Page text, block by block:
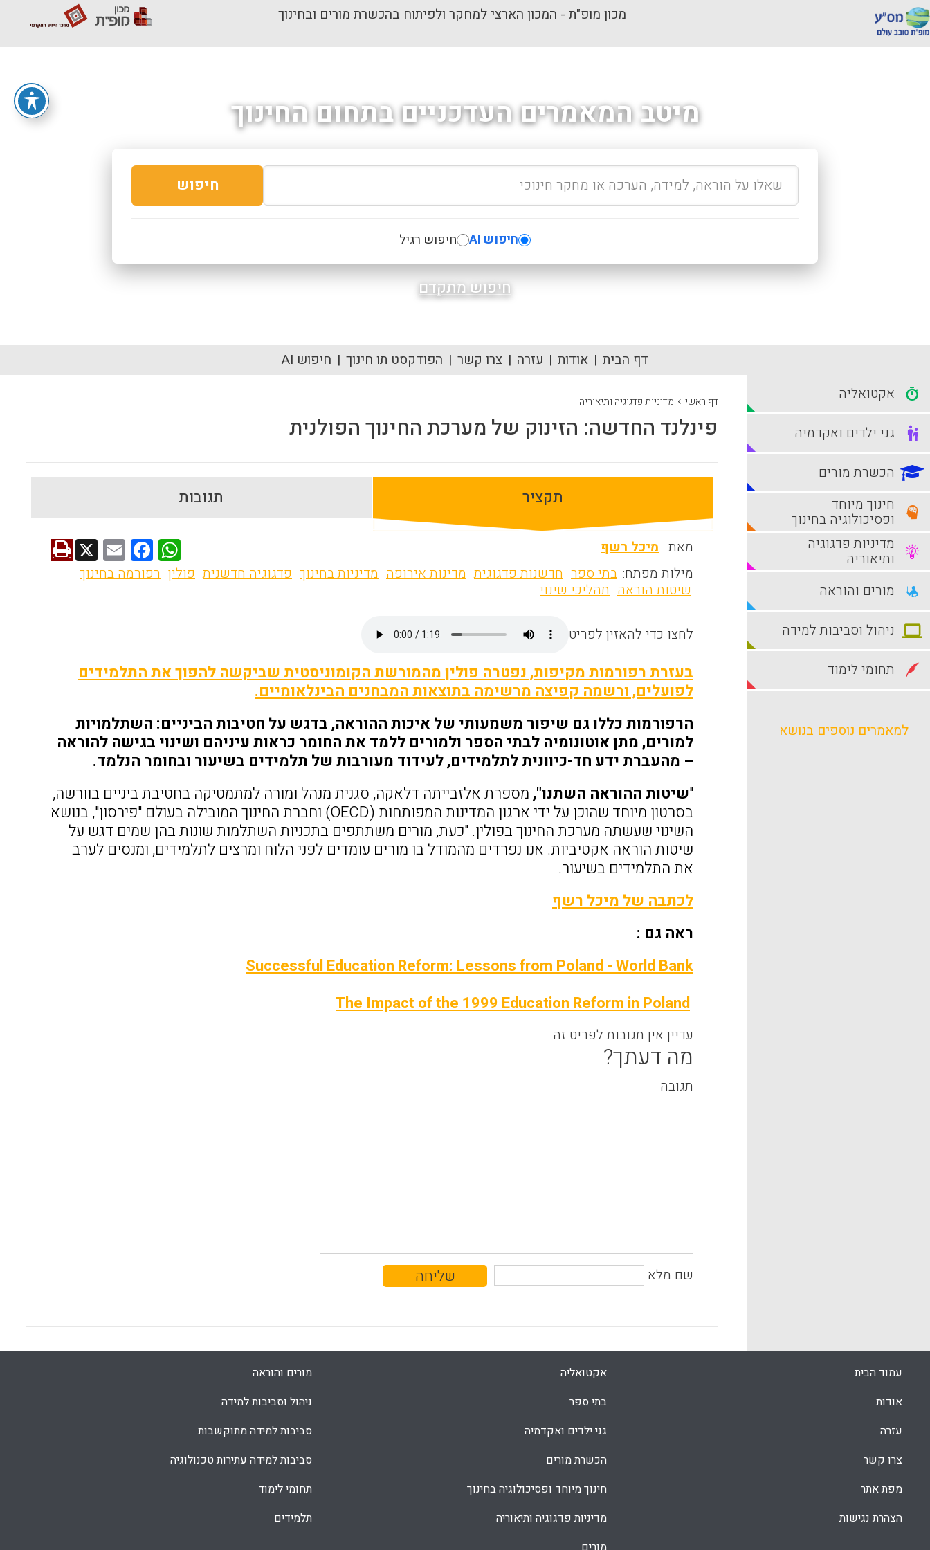
מכון מופ"ת - המכון הארצי למחקר ולפיתוח בהכשרת מורים ובחינוך
מיטב המאמרים העדכניים בתחום החינוך
חיפוש
חיפוש AI חיפוש רגיל
חיפוש מתקדם
דף הבית אודות עזרה צרו קשר הפודקסט תו חינוך חיפוש AI
דף ראשי › מדיניות פדגוגיה ותיאוריה
פינלנד החדשה: הזינוק של מערכת החינוך הפולנית
תקציר תגובות
מאת: מיכל רשף W
h
p
p
F
a
o
k
E
m
X
מילות מפתח: בתי ספר חדשנות פדגוגית מדינות אירופה מדיניות בחינוך פדגוגיה חדשנית פולין רפורמה בחינוך
שיטות הוראה תהליכי שינוי
לחצו כדי להאזין לפריט
בעזרת רפורמות מקיפות, נפטרה פולין מהמורשת הקומוניסטית שביקשה להפוך את התלמידים
לפועלים, ורשמה קפיצה מרשימה בתוצאות המבחנים הבינלאומיים.
הרפורמות כללו גם שיפור משמעותי של איכות ההוראה, בדגש על חטיבות הביניים: השתלמויות
למורים, מתן אוטונומיה לבתי הספר ולמורים ללמד את החומר כראות עיניהם ושינוי בגישה להוראה
– מהעברת ידע חד-כיוונית לתלמידים, לעידוד מעורבות של תלמידים בשיעור ובחומר הנלמד.
"שיטות ההוראה השתנו",מספרת אלזבייתה דלאקה, סגנית מנהל ומורה למתמטיקה בחטיבת ביניים בוורשה,
בסרטון מיוחד שהוכן על ידי ארגון המדינות המפותחות (OECD) וחברת החינוך המובילה בעולם "פירסון", בנושא
השינוי שעשתה מערכת החינוך בפולין. "כעת, מורים משתתפים בתכניות השתלמות שונות בהן שמים דגש על
שיטות הוראה אקטיביות. אנו נפרדים מהמודל בו מורים עומדים לפני הלוח ומרצים לתלמידים, ומנסים לערב
את התלמידים בשיעור.
לכתבה של מיכל רשף
ראה גם :
Successful Education Reform: Lessons from Poland - World Bank
The Impact of the 1999 Education Reform in Poland
עדיין אין תגובות לפריט זה
מה דעתך?
תגובה
שם מלא
אקטואליה
גני ילדים ואקדמיה
הכשרת מורים
חינוך מיוחד
ופסיכולוגיה בחינוך
מדיניות פדגוגיה
ותיאוריה
מורים והוראה
ניהול וסביבות למידה
תחומי לימוד
למאמרים נוספים בנושא
עמוד הבית
אודות
עזרה
צרו קשר
מפת אתר
הצהרת נגישות
אקטואליה
בתי ספר
גני ילדים ואקדמיה
הכשרת מורים
חינוך מיוחד ופסיכולוגיה בחינוך
מדיניות פדגוגיה ותיאוריה
מורים והוראה
ניהול וסביבות למידה
סביבות למידה מתוקשבות
סביבות למידה עתירות טכנולוגיה
תחומי לימוד
תלמידים